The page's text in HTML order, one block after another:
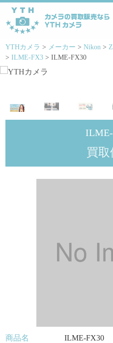
YTHカメラ > メーカー >Nikon >
>ILME-FX3 >ILME-FX30
買取
商品名 ILME-FX30